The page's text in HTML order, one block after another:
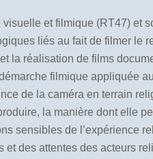
et filmique (RT47) et
liés au fait de filmer le
la réalisation de films
filmique appliquée
de la caméra en terrain
la manière dont elle
sensibles de l’expérience
des attentes des acteurs